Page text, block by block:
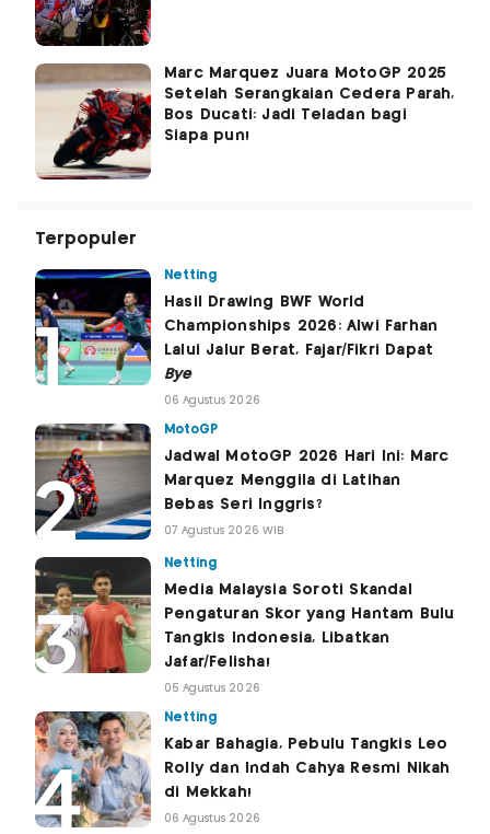
Marc Marquez Juara MotoGP 2025
Setelah Serangkaian Cedera Parah,
Bos Ducati: Jadi Teladan bagi
Siapa pun!
Terpopuler
Netting
Hasil Drawing BWF World
Championships 2026: Alwi Farhan
Lalui Jalur Berat, Fajar/Fikri Dapat
Bye
06 Agustus 2026
MotoGP
Jadwal MotoGP 2026 Hari Ini: Marc
Marquez Menggila di Latihan
Bebas Seri Inggris?
07 Agustus 2026 WIB
Netting
Media Malaysia Soroti Skandal
Pengaturan Skor yang Hantam Bulu
Tangkis Indonesia, Libatkan
Jafar/Felisha!
05 Agustus 2026
Netting
Kabar Bahagia, Pebulu Tangkis Leo
Rolly dan Indah Cahya Resmi Nikah
di Mekkah!
06 Agustus 2026